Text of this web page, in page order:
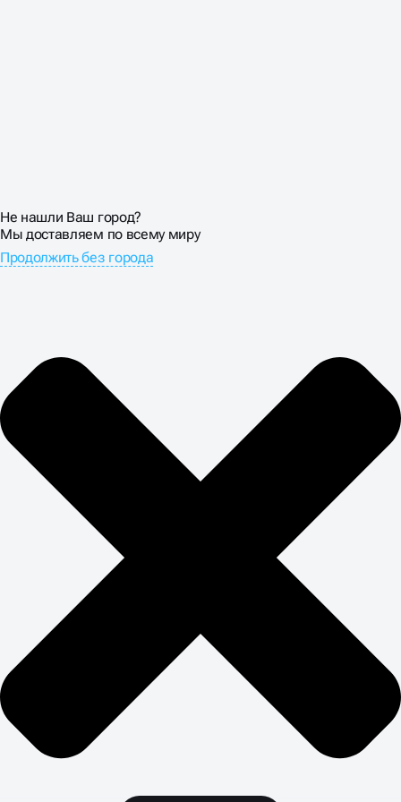
Не нашли Ваш город?
Мы доставляем по всему миру
Продолжить без города